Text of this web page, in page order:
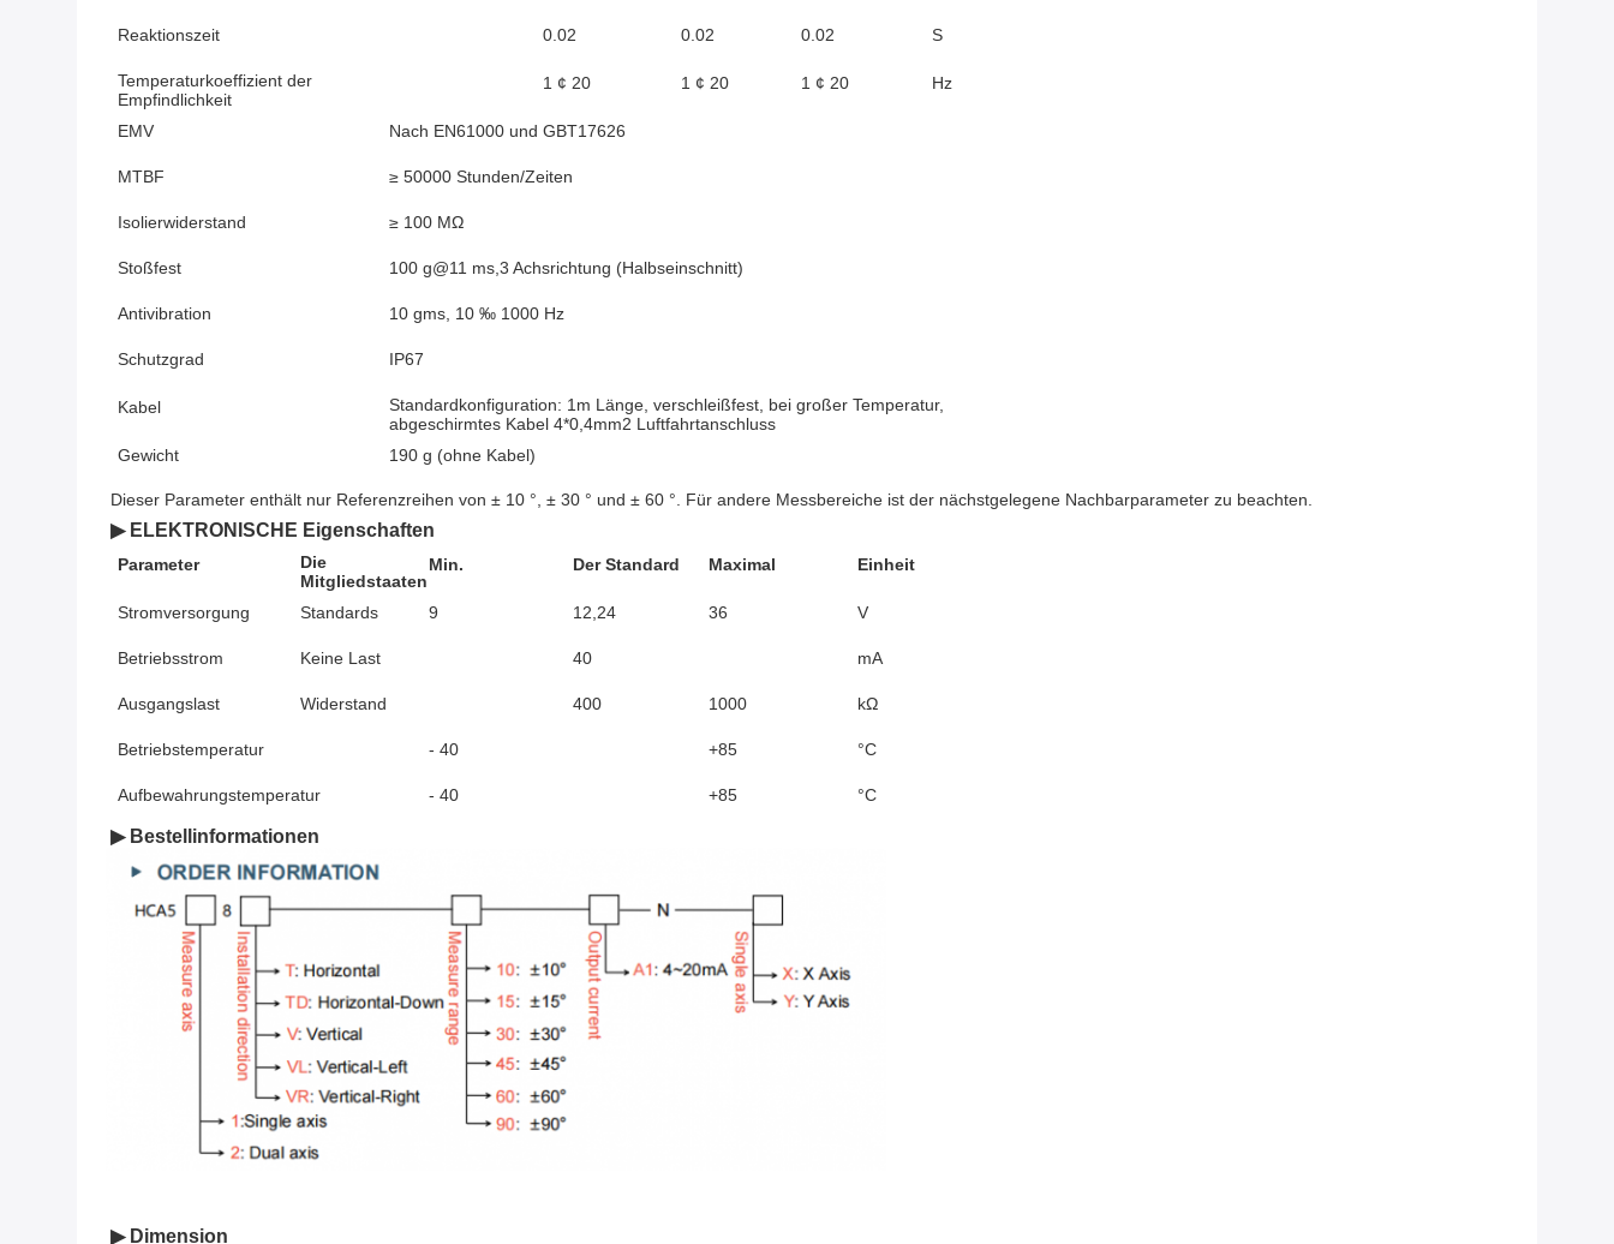
Reaktionszeit 0.02 0.02 0.02 S
Temperaturkoeffizient der
Empfindlichkeit
1 ¢ 20 1 ¢ 20 1 ¢ 20 Hz
EMV Nach EN61000 und GBT17626
MTBF ≥ 50000 Stunden/Zeiten
Isolierwiderstand ≥ 100 MΩ
Stoßfest 100 g@11 ms,3 Achsrichtung (Halbseinschnitt)
Antivibration 10 gms, 10 ‰ 1000 Hz
Schutzgrad IP67
Kabel
Standardkonfiguration: 1m Länge, verschleißfest, bei großer Temperatur,
abgeschirmtes Kabel 4*0,4mm2 Luftfahrtanschluss
Gewicht
190 g (ohne Kabel)
Dieser Parameter enthält nur Referenzreihen von ± 10 °, ± 30 ° und ± 60 °. Für andere Messbereiche ist der nächstgelegene Nachbarparameter zu beachten.
▶ ELEKTRONISCHE Eigenschaften
Parameter
Die
Mitgliedstaaten
Min. Der Standard Maximal Einheit
Stromversorgung Standards 9 12,24 36 V
Betriebsstrom Keine Last 40 mA
Ausgangslast Widerstand 400 1000 kΩ
Betriebstemperatur - 40 +85 °C
Aufbewahrungstemperatur - 40 +85 °C
▶ Bestellinformationen
▶ Dimension